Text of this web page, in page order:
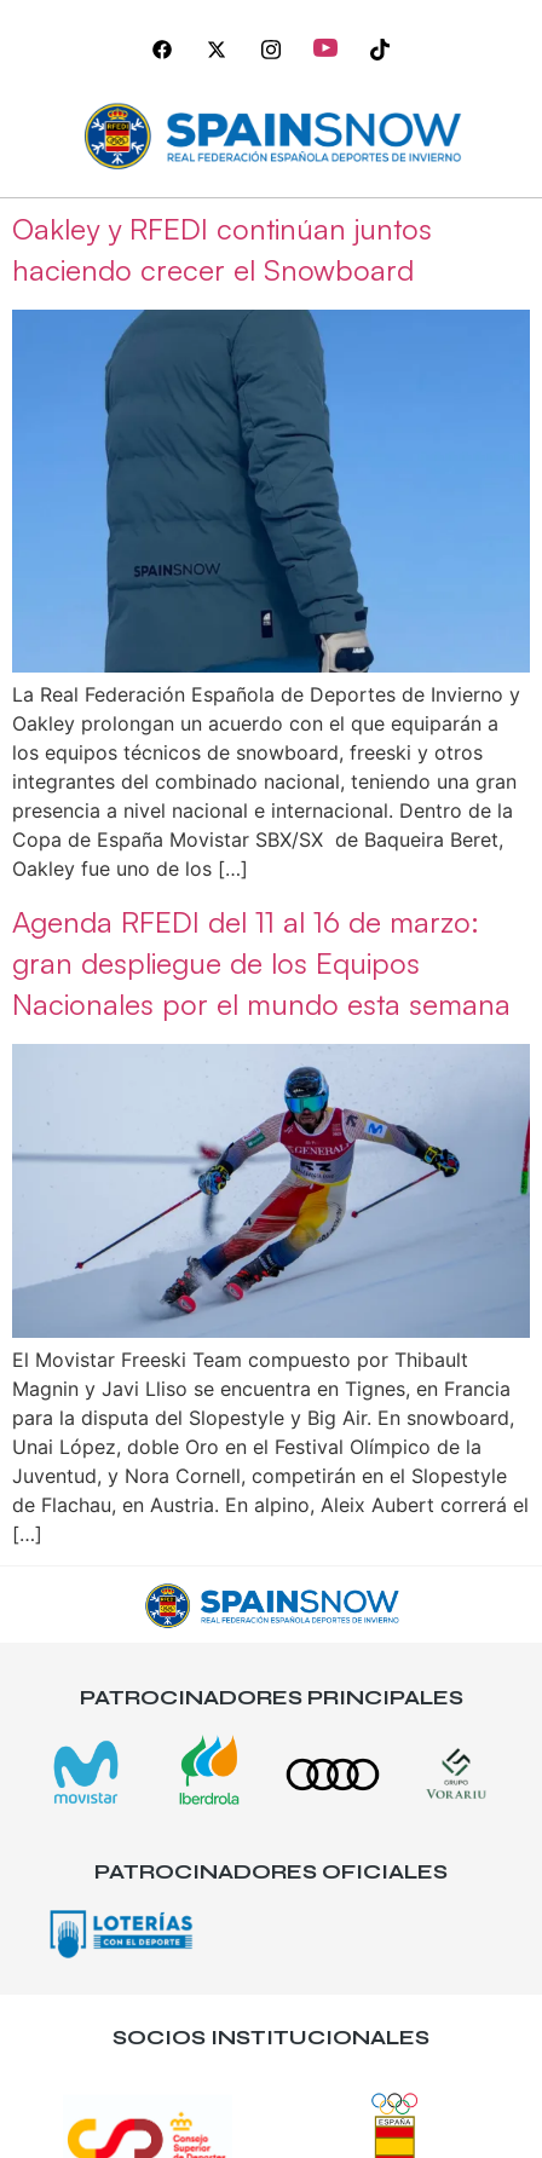
Oakley y RFEDI continúan juntos
haciendo crecer el Snowboard
La Real Federación Española de Deportes de Invierno y
Oakley prolongan un acuerdo con el que equiparán a
los equipos técnicos de snowboard, freeski y otros
integrantes del combinado nacional, teniendo una gran
presencia a nivel nacional e internacional. Dentro de la
Copa de España Movistar SBX/SX de Baqueira Beret,
Oakley fue uno de los […]
Agenda RFEDI del 11 al 16 de marzo:
gran despliegue de los Equipos
Nacionales por el mundo esta semana
El Movistar Freeski Team compuesto por Thibault
Magnin y Javi Lliso se encuentra en Tignes, en Francia
para la disputa del Slopestyle y Big Air. En snowboard,
Unai López, doble Oro en el Festival Olímpico de la
Juventud, y Nora Cornell, competirán en el Slopestyle
de Flachau, en Austria. En alpino, Aleix Aubert correrá el
[…]
PATROCINADORES PRINCIPALES
PATROCINADORES OFICIALES
SOCIOS INSTITUCIONALES